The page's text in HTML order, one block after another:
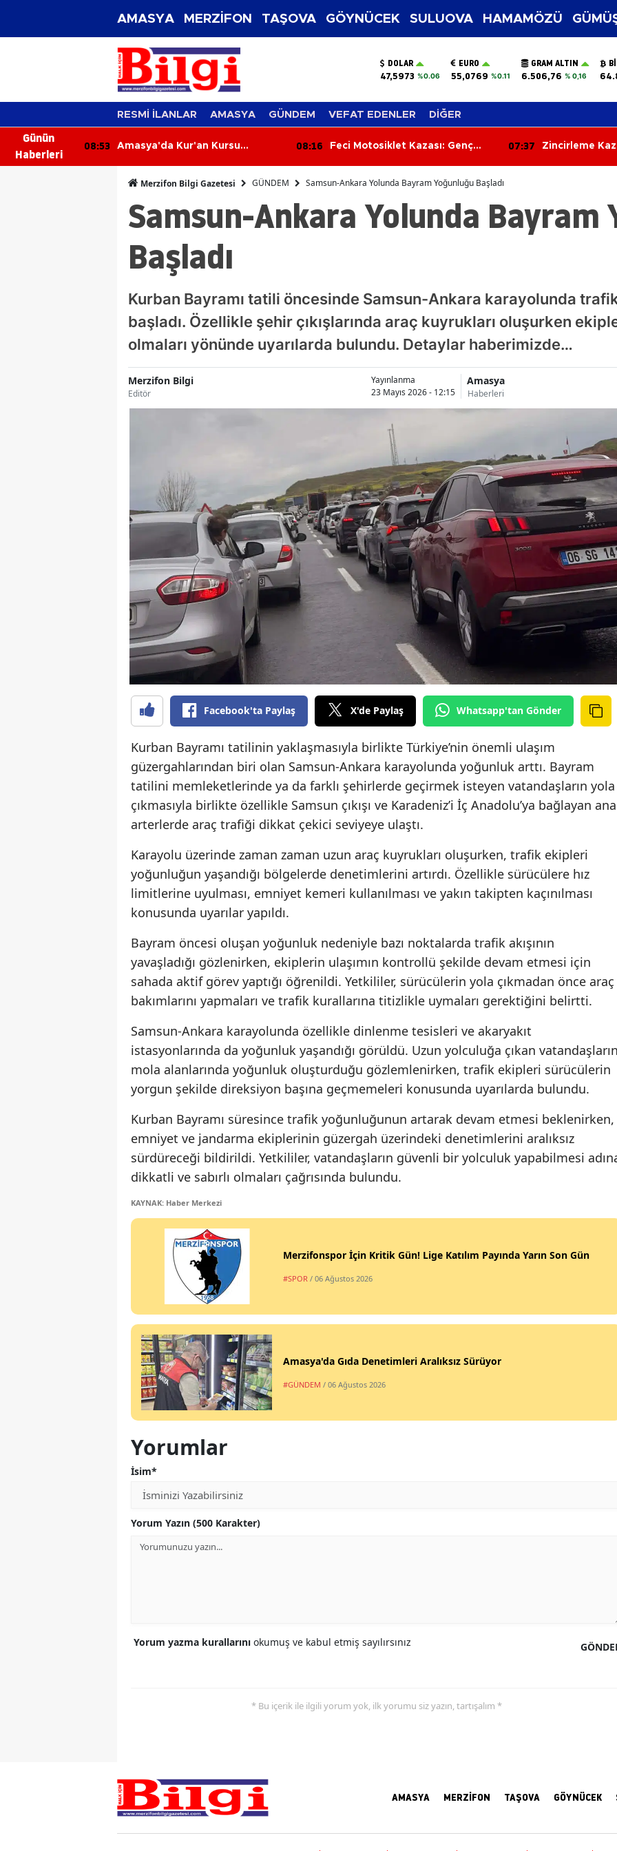
AMASYA MERZİFON TAŞOVA GÖYNÜCEK SULUOVA HAMAMÖZÜ
DOLAR
47,5973 %0.06
EURO
55,0769 %0.11
GRAM ALTIN
6.506,76 % 0,16
RESMİ İLANLAR AMASYA GÜNDEM VEFAT EDENLER DİĞER
Günün
Haberleri
08:53
Amasya'da Kur'an Kursu
08:16
Feci Motosiklet Kazası: Genç
07:37 Zincirleme
Merzifon Bilgi Gazetesi GÜNDEM Samsun-Ankara Yolunda Bayram Yoğunluğu Başladı
Samsun-Ankara Yolunda Bayram
Başladı
Kurban Bayramı tatili öncesinde Samsun-Ankara karayolunda
başladı. Özellikle şehir çıkışlarında araç kuyrukları oluşurken
olmaları yönünde uyarılarda bulundu. Detaylar haberimizde…
Merzifon Bilgi
Editör
Yayınlanma
23 Mayıs 2026 - 12:15
Amasya
Haberleri
Facebook'ta Paylaş X'de Paylaş Whatsapp'tan Gönder
Kurban Bayramı tatilinin yaklaşmasıyla birlikte Türkiye’nin önemli ulaşım
güzergahlarından biri olan Samsun-Ankara karayolunda yoğunluk arttı. Bayram
tatilini memleketlerinde ya da farklı şehirlerde geçirmek isteyen vatandaşların yola
çıkmasıyla birlikte özellikle Samsun çıkışı ve Karadeniz’i İç Anadolu’ya bağlayan ana
arterlerde araç trafiği dikkat çekici seviyeye ulaştı.
Karayolu üzerinde zaman zaman uzun araç kuyrukları oluşurken, trafik ekipleri
yoğunluğun yaşandığı bölgelerde denetimlerini artırdı. Özellikle sürücülere hız
limitlerine uyulması, emniyet kemeri kullanılması ve yakın takipten kaçınılması
konusunda uyarılar yapıldı.
Bayram öncesi oluşan yoğunluk nedeniyle bazı noktalarda trafik akışının
yavaşladığı gözlenirken, ekiplerin ulaşımın kontrollü şekilde devam etmesi için
sahada aktif görev yaptığı öğrenildi. Yetkililer, sürücülerin yola çıkmadan önce araç
bakımlarını yapmaları ve trafik kurallarına titizlikle uymaları gerektiğini belirtti.
Samsun-Ankara karayolunda özellikle dinlenme tesisleri ve akaryakıt
istasyonlarında da yoğunluk yaşandığı görüldü. Uzun yolculuğa çıkan vatandaşların
mola alanlarında yoğunluk oluşturduğu gözlemlenirken, trafik ekipleri sürücülerin
yorgun şekilde direksiyon başına geçmemeleri konusunda uyarılarda bulundu.
Kurban Bayramı süresince trafik yoğunluğunun artarak devam etmesi beklenirken,
emniyet ve jandarma ekiplerinin güzergah üzerindeki denetimlerini aralıksız
sürdüreceği bildirildi. Yetkililer, vatandaşların güvenli bir yolculuk yapabilmesi
dikkatli ve sabırlı olmaları çağrısında bulundu.
KAYNAK: Haber Merkezi
Merzifonspor İçin Kritik Gün! Lige Katılım Payında Yarın Son Gün
#SPOR / 06 Ağustos 2026
Amasya'da Gıda Denetimleri Aralıksız Sürüyor
#GÜNDEM / 06 Ağustos 2026
Yorumlar
İsim*
Yorum Yazın (500 Karakter)
Yorum yazma kurallarını okumuş ve kabul etmiş sayılırsınız
* Bu içerik ile ilgili yorum yok, ilk yorumu siz yazın, tartışalım *
AMASYA MERZİFON TAŞOVA GÖYNÜCEK